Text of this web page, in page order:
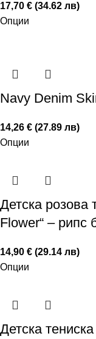
17,70 € (34.62 лв)
Опции
Navy Denim
14,26 € (27.89 лв)
Опции
Детска розова
Flower“ – рипс
14,90 € (29.14 лв)
Опции
Детска